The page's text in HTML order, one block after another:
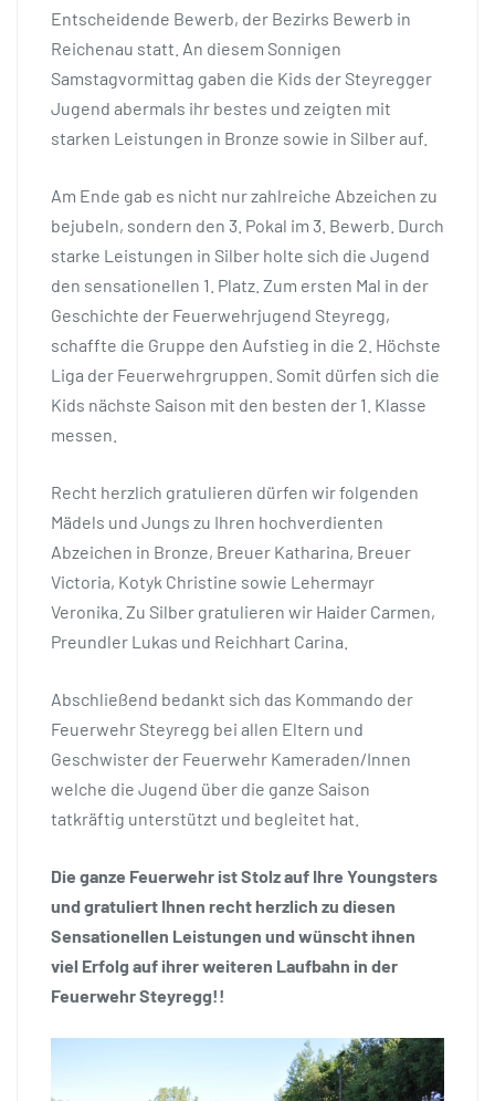
Entscheidende Bewerb, der Bezirks Bewerb in
Reichenau statt. An diesem Sonnigen
Samstagvormittag gaben die Kids der Steyregger
Jugend abermals ihr bestes und zeigten mit
starken Leistungen in Bronze sowie in Silber auf.
Am Ende gab es nicht nur zahlreiche Abzeichen zu
bejubeln, sondern den 3. Pokal im 3. Bewerb. Durch
starke Leistungen in Silber holte sich die Jugend
den sensationellen 1. Platz. Zum ersten Mal in der
Geschichte der Feuerwehrjugend Steyregg,
schaffte die Gruppe den Aufstieg in die 2. Höchste
Liga der Feuerwehrgruppen. Somit dürfen sich die
Kids nächste Saison mit den besten der 1. Klasse
messen.
Recht herzlich gratulieren dürfen wir folgenden
Mädels und Jungs zu Ihren hochverdienten
Abzeichen in Bronze, Breuer Katharina, Breuer
Victoria, Kotyk Christine sowie Lehermayr
Veronika. Zu Silber gratulieren wir Haider Carmen,
Preundler Lukas und Reichhart Carina.
Abschließend bedankt sich das Kommando der
Feuerwehr Steyregg bei allen Eltern und
Geschwister der Feuerwehr Kameraden/Innen
welche die Jugend über die ganze Saison
tatkräftig unterstützt und begleitet hat.
Die ganze Feuerwehr ist Stolz auf Ihre Youngsters
und gratuliert Ihnen recht herzlich zu diesen
Sensationellen Leistungen und wünscht ihnen
viel Erfolg auf ihrer weiteren Laufbahn in der
Feuerwehr Steyregg!!